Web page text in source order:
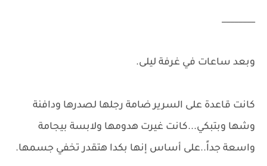
________
وبعد ساعات في غرفة ليلى.
كانت قاعدة على السرير ضامة رجلها لصدرها ودافنة
وشها وبتبكي...كانت غيرت هدومها ولابسة بيجامة
واسعة جداً..على أساس إنها بكدا هتقدر تخفي جسمها.